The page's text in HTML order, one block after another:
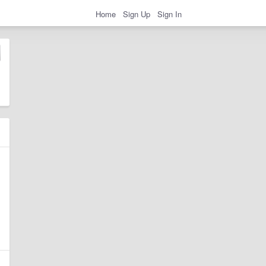
Home Sign Up Sign In